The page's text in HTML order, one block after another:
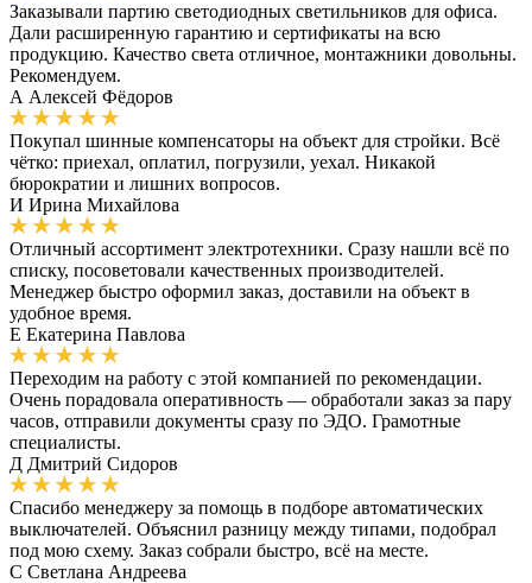
Заказывали партию светодиодных светильников для офиса.
Дали расширенную гарантию и сертификаты на всю
продукцию. Качество света отличное, монтажники довольны.
Рекомендуем.
А Алексей Фёдоров
Покупал шинные компенсаторы на объект для стройки. Всё
чётко: приехал, оплатил, погрузили, уехал. Никакой
бюрократии и лишних вопросов.
И Ирина Михайлова
Отличный ассортимент электротехники. Сразу нашли всё по
списку, посоветовали качественных производителей.
Менеджер быстро оформил заказ, доставили на объект в
удобное время.
Е Екатерина Павлова
Переходим на работу с этой компанией по рекомендации.
Очень порадовала оперативность — обработали заказ за пару
часов, отправили документы сразу по ЭДО. Грамотные
специалисты.
Д Дмитрий Сидоров
Спасибо менеджеру за помощь в подборе автоматических
выключателей. Объяснил разницу между типами, подобрал
под мою схему. Заказ собрали быстро, всё на месте.
С Светлана Андреева